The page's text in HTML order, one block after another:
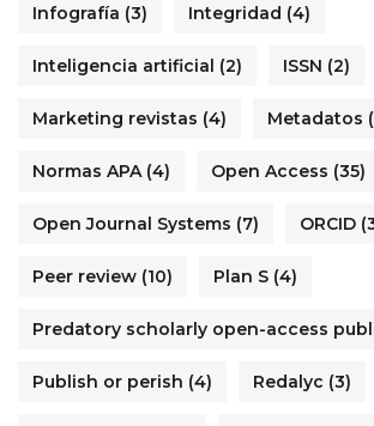
Infografía (3) Integridad (4)
Inteligencia artificial (2) ISSN (2)
Marketing revistas (4) Metadatos
Normas APA(4) Open Access (35)
Open Journal Systems (7) ORCID
Peer review (10) Plan S (4)
Predatory scholarly open-access
Publish or perish (4) Redalyc (3)